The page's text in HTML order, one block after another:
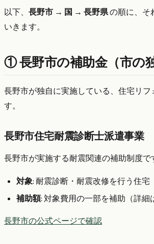
以下、 長野市 → 国 → 長野県の順に、そ
いきます。
① 長野市の補助金（市の
長野市が独自に実施している、住宅リ
す。
長野市住宅耐震診断士派遣事業
長野市が実施する耐震関連の補助制度で
対象: 耐震診断・耐震改修を行う住宅
補助額: 対象費用の一部を補助（詳細
長野市の公式ページで確認